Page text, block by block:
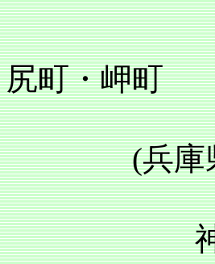
島本町・
尻町・岬
(兵庫
神戸市・